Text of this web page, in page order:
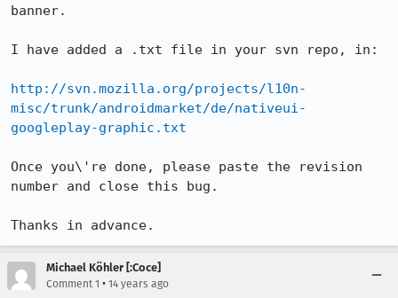
banner.
I have added a .txt file in your svn repo, in:
http://svn.mozilla.org/projects/l10n-
misc/trunk/androidmarket/de/nativeui-
googleplay-graphic.txt
Once you\'re done, please paste the revision
number and close this bug.
Thanks in advance.
Michael Köhler [:Coce]
Comment 1 • 14 years ago